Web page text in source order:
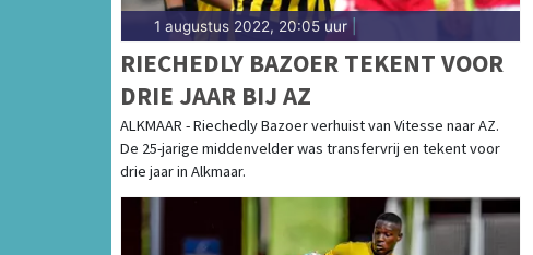
1 augustus 2022, 20:05 uur
RIECHEDLY BAZOER TEKENT VOOR
DRIE JAAR BIJ AZ
ALKMAAR - Riechedly Bazoer verhuist van Vitesse naar AZ.
De 25-jarige middenvelder was transfervrij en tekent voor
drie jaar in Alkmaar.